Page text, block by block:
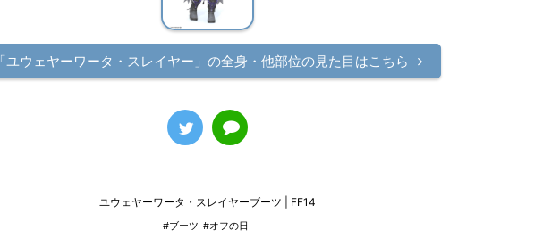
「ユウェヤーワータ・スレイヤー」の全身・他部位の見た目はこちら
ユウェヤーワータ・スレイヤーブーツ | FF14
#ブーツ #オフの日